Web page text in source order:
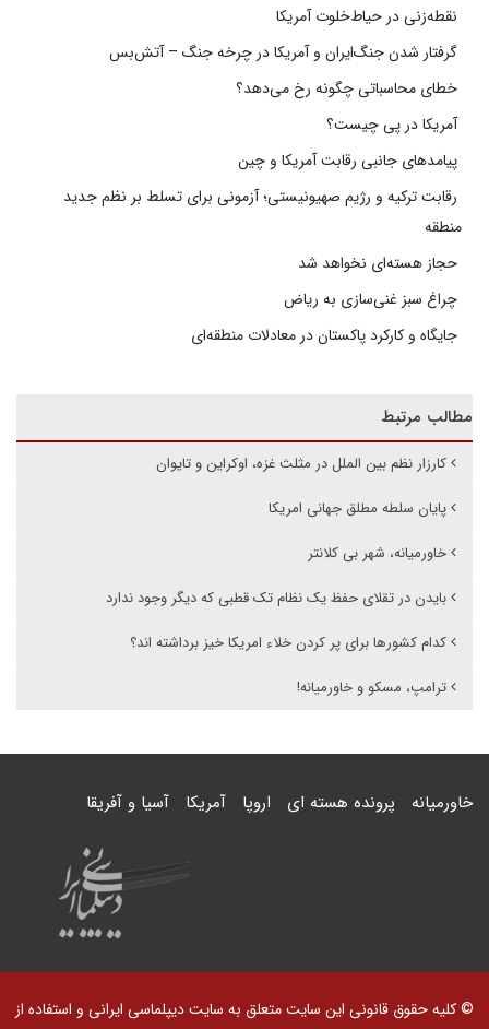
نقطه‌زنی در حیاط‌خلوت آمریکا
گرفتار شدن جنگ‌ایران و آمریکا در چرخه جنگ – آتش‌بس
خطای محاسباتی چگونه رخ می‌دهد؟
آمریکا در پی چیست؟
پیامدهای جانبی رقابت آمریکا و چین
رقابت ترکیه و رژیم صهیونیستی؛ آزمونی برای تسلط بر نظم جدید
منطقه
حجاز هسته‌ای نخواهد شد
چراغ سبز غنی‌سازی به ریاض
جایگاه و کارکرد پاکستان در معادلات منطقه‌ای
مطالب مرتبط
کارزار نظم بین الملل در مثلث غزه، اوکراین و تایوان
پایان سلطه مطلق جهانی امریکا
خاورمیانه، شهر بی کلانتر
بایدن در تقلای حفظ یک نظام تک قطبی که دیگر وجود ندارد
کدام کشورها برای پر کردن خلاء امریکا خیز برداشته اند؟
ترامپ، مسکو و خاورمیانه!
خاورمیانه پرونده هسته ای اروپا آمریکا آسیا و آفریقا
© کلیه حقوق قانونی این سایت متعلق به سایت دیپلماسی ایرانی و استفاده از